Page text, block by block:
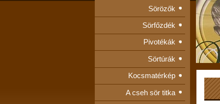
Sörözők
Sörfőzdék
Pivotékák
Sörtúrák
Kocsmatérkép
A cseh sör titka